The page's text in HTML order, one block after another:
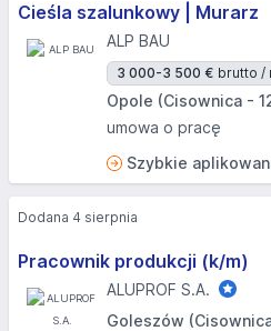
Cieśla szalunkowy | Murarz
ALP BAU
3 000-3 500 € brutto /
Opole (Cisownica -
umowa o pracę
Szybkie
Pracownik produkcji (k/m)
ALUPROF S.A.
Goleszów
Dodana 4 sierpnia